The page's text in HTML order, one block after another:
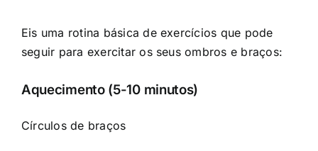
Eis uma rotina básica de exercícios que pode
seguir para exercitar os seus ombros e braços:
Aquecimento (5-10 minutos)
Círculos de braços